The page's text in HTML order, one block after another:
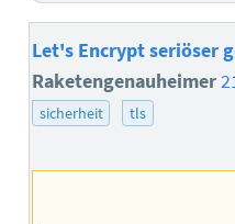
Let's Encrypt seriöser
Raketengenauheimer
sicherheit
tls